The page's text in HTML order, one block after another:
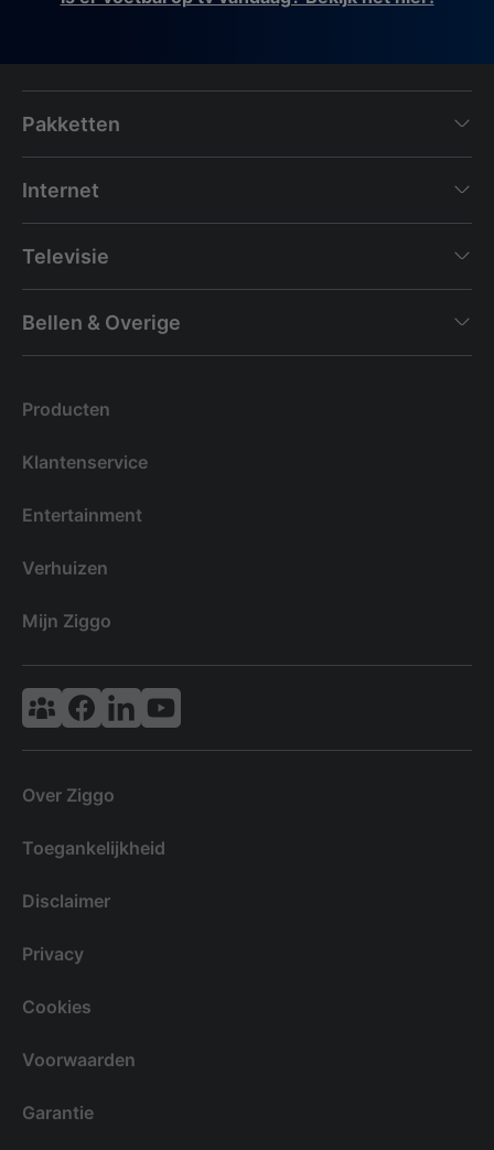
Pakketten
Internet
Televisie
Bellen & Overige
Producten
Klantenservice
Entertainment
Verhuizen
Mijn Ziggo
Vodafone & Ziggo Community
Ziggo Facebook
VodafoneZiggo LinkedIn
Ziggo YouTube
Over Ziggo
Toegankelijkheid
Disclaimer
Privacy
Cookies
Voorwaarden
Garantie